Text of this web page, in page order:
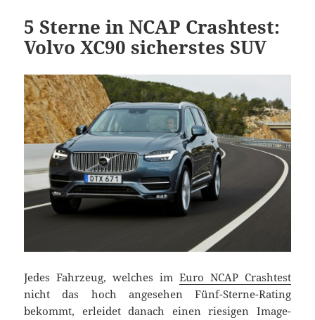
5 Sterne in NCAP Crashtest:
Volvo XC90 sicherstes SUV
Jedes Fahrzeug, welches im Euro NCAP Crashtest
nicht das hoch angesehen Fünf-Sterne-Rating
bekommt, erleidet danach einen riesigen Image-